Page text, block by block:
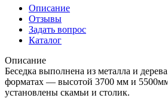
Описание
Отзывы
Задать вопрос
Каталог
Описание
Беседка выполнена из металла и
форматах — высотой 3700 мм и
установлены скамьи и столик.